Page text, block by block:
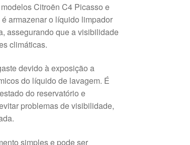
Citroën C4 Picasso e
armazenar o líquido limpador
assegurando que a visibilidade
climáticas.
devido à exposição a
do líquido de lavagem. É
do reservatório e
problemas de visibilidade,
simples e pode ser